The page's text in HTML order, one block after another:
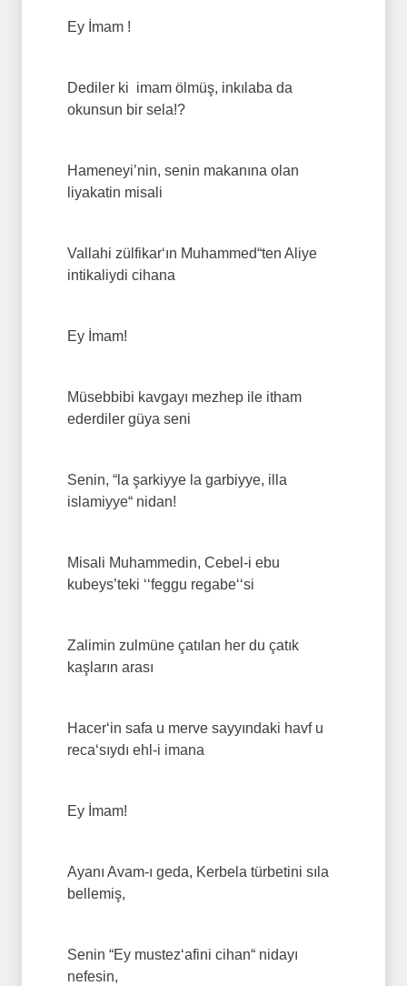
Ey İmam !
Dediler ki imam ölmüş, inkılaba da
okunsun bir sela!?
Hameneyi’nin, senin makanına olan
liyakatin misali
Vallahi zülfikar‘ın Muhammed“ten Aliye
intikaliydi cihana
Ey İmam!
Müsebbibi kavgayı mezhep ile itham
ederdiler güya seni
Senin, “la şarkiyye la garbiyye, illa
islamiyye“ nidan!
Misali Muhammedin, Cebel-i ebu
kubeys’teki ‘‘feggu regabe‘‘si
Zalimin zulmüne çatılan her du çatık
kaşların arası
Hacer‘in safa u merve sayyındaki havf u
reca‘sıydı ehl-i imana
Ey İmam!
Ayanı Avam-ı geda, Kerbela türbetini sıla
bellemiş,
Senin “Ey mustez‘afini cihan“ nidayı
nefesin,